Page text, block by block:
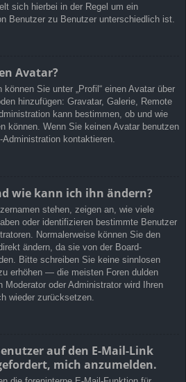
sich hierbei in der Regel um ein
Benutzer zu Benutzer unterschiedlich ist.
Avatar?
können Sie unter „Profil“ einen Avatar über
hinzufügen: Gravatar, Galerie, Remote
kann bestimmen, ob und wie
können. Wenn Sie keinen Avatar benutzen
kontaktieren.
wie kann ich ihn ändern?
stehen, zeigen an, wie viele
oder identifizieren bestimmte Benutzer
Normalerweise können Sie den
ändern, da sie von der Board-
Bitte schreiben Sie keine sinnlosen
erhöhen — die meisten Foren dulden
Moderator oder Administrator wird Ihren
wieder zurücksetzen.
auf den E-Mail-Link
mich anzumelden.